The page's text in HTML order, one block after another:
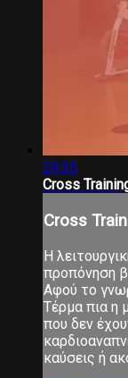
29:35
Cross
Cross
Η
προπόνηση
Αφού το
Τέρμα πια η
που δεν
καύσεις ή